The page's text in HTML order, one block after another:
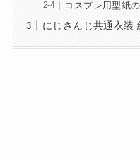
コスプレ用型紙
にじさんじ共通衣装